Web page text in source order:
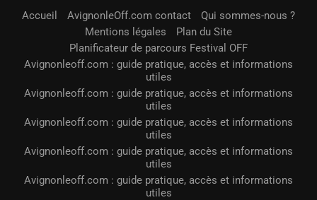
Accueil AvignonleOff.com contact
Qui sommes-nous ?
Mentions légales
Plan du Site
Planificateur de parcours Festival OFF
Avignonleoff.com : guide pratique, accès et informations
utiles
Avignonleoff.com : guide pratique, accès et informations
utiles
Avignonleoff.com : guide pratique, accès et informations
utiles
Avignonleoff.com : guide pratique, accès et informations
utiles
Avignonleoff.com : guide pratique, accès et informations
utiles